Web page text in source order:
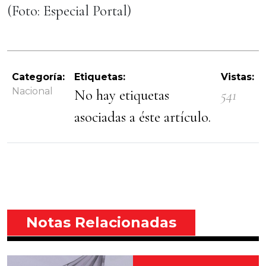
(Foto: Especial Portal)
Categoría:
Nacional
Etiquetas:
No hay etiquetas
asociadas a éste artículo.
Vistas:
541
Notas Relacionadas